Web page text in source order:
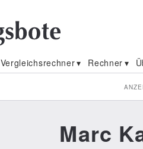
Vergleichsrechner Rechner
Marc